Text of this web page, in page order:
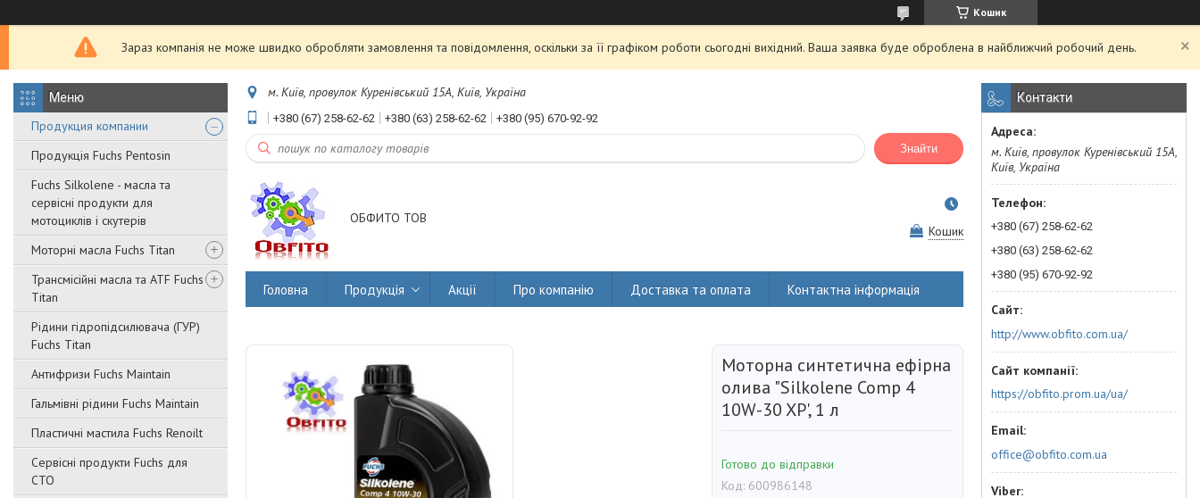
Кошик
Зараз компанія не може швидко обробляти замовлення та повідомлення, оскільки за її графіком роботи сьогодні вихідний. Ваша заявка буде оброблена в найближчий робочий день.
Продукция компании
Продукція Fuchs Pentosin
Fuchs Silkolene - масла та
сервісні продукти для
мотоциклів і скутерів
Моторні масла Fuchs Titan
Трансмісійні масла та ATF Fuchs
Titan
Рідини гідропідсилювача (ГУР)
Fuchs Titan
Антифризи Fuchs Maintain
Гальмівні рідини Fuchs Maintain
Пластичні мастила Fuchs Renoilt
Сервісні продукти Fuchs для
СТО
м. Київ, провулок Куренівський 15А, Київ, Україна
+380 (67) 258-62-62 +380 (63) 258-62-62 +380 (95) 670-92-92
Знайти
ОБФИТО ТОВ
Кошик
Головна Продукція Акції Про компанію Доставка та оплата Контактна інформація
Моторна синтетична ефірна
олива "Silkolene Comp 4
10W-30 XP', 1 л
Готово до відправки
Код: 600986148
Контакти
м. Київ, провулок Куренівський 15А,
Київ, Україна
+380 (67) 258-62-62
+380 (63) 258-62-62
+380 (95) 670-92-92
http://www.obfito.com.ua/
https://obfito.prom.ua/ua/
office@obfito.com.ua